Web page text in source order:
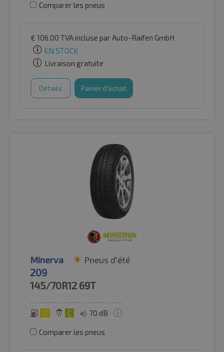
Comparer les pneus
€ 106.00 TVA incluse par Auto-Raifen GmbH
EN STOCK
Livraison gratuite
Détails Panier d'achat
Minerva Pneus d'été
209
145/70R12 69T
D C 70 dB
Comparer les pneus